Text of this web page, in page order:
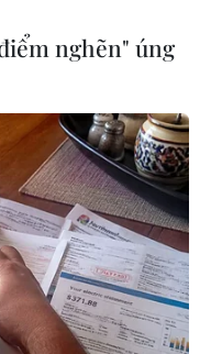
luôn
nghẽn" úng